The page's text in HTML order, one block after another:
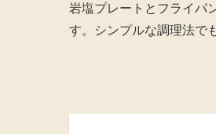
岩塩プレートとフライパ
す。シンプルな調理法で